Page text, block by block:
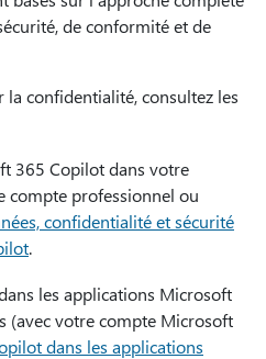
de conformité et de
confidentialité, consultez les
365 Copilot dans votre
compte professionnel ou
confidentialité et sécurité
.
les applications Microsoft
(avec votre compte Microsoft
dans les applications